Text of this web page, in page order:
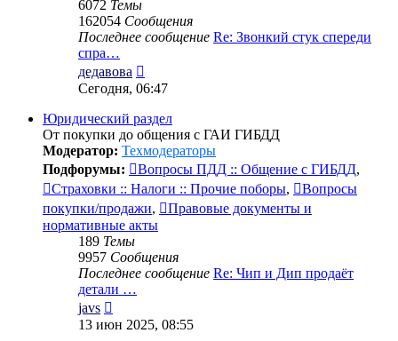
6072 Темы
162054 Сообщения
Последнее сообщение Re: Звонкий стук спереди
спра…
дедавова
к
сообщению
Сегодня, 06:47
Юридический раздел
От покупки до общения с ГАИ ГИБДД
Модератор: Техмодераторы
Подфорумы:
Вопросы ПДД :: Общение с ГИБДД,
Страховки :: Налоги :: Прочие поборы,
Вопросы
покупки/продажи,
Правовые документы и
нормативные акты
189 Темы
9957 Сообщения
Последнее сообщение Re: Чип и Дип продаёт
детали …
javs
к
13 июн 2025, 08:55